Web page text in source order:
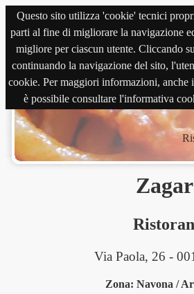
Questo sito utilizza 'cookie' tecnici
parti al fine di migliorare la navigazione
migliore per ciascun utente. Cliccando
continuando la navigazione del sito,
cookie. Per maggiori informazioni, anche
è possibile consultare l'informativa
Via Paola, 26 -
Zona: Navona /